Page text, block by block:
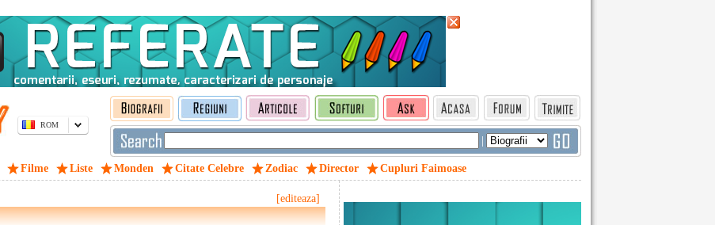
ROM
|
Filme Liste Monden Citate Celebre Zodiac Director Cupluri Faimoase
[editeaza]